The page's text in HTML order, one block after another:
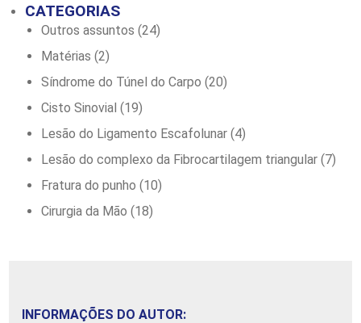
CATEGORIAS
Outros assuntos (24)
Matérias (2)
Síndrome do Túnel do Carpo (20)
Cisto Sinovial (19)
Lesão do Ligamento Escafolunar (4)
Lesão do complexo da Fibrocartilagem triangular (7)
Fratura do punho (10)
Cirurgia da Mão (18)
INFORMAÇÕES DO AUTOR: